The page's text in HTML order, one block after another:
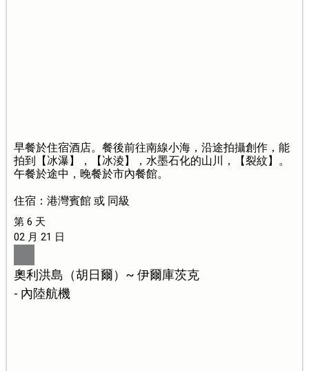
早餐於住宿酒店。餐後前往南線小海，沿途拍攝創作，能
拍到【冰瀑】，【冰淩】，水墨石化的山川，【裂紋】。
午餐於途中，晚餐於市內餐館。
住宿：港灣賓館 或 同級
第 6 天
02 月 21 日
奧利洪島（胡日爾）~ 伊爾庫茨克
- 內陸航機